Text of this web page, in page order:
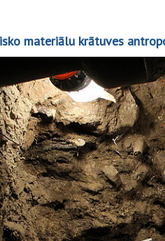
materiālu krātuves